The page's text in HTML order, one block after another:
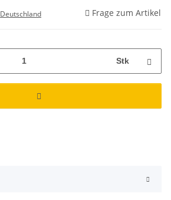
Deutschland Frage zum Artikel
Stk